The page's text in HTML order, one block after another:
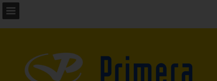
Download PDF